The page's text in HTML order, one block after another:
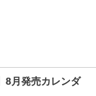
月発売カレンダ